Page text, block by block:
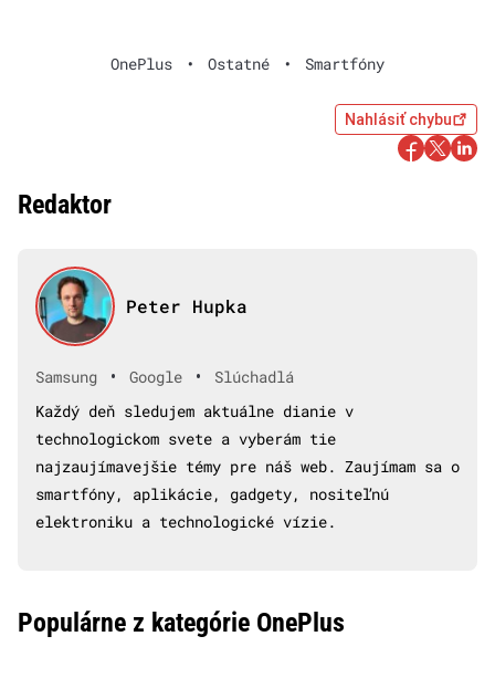
OnePlus • Ostatné • Smartfóny
Nahlásiť chybu
Redaktor
Peter Hupka
Samsung • Google •
Slúchadlá
Každý deň sledujem aktuálne dianie v
technologickom svete a vyberám tie
najzaujímavejšie témy pre náš web. Zaujímam sa o
smartfóny, aplikácie, gadgety, nositeľnú
elektroniku a technologické vízie.
Populárne z kategórie OnePlus